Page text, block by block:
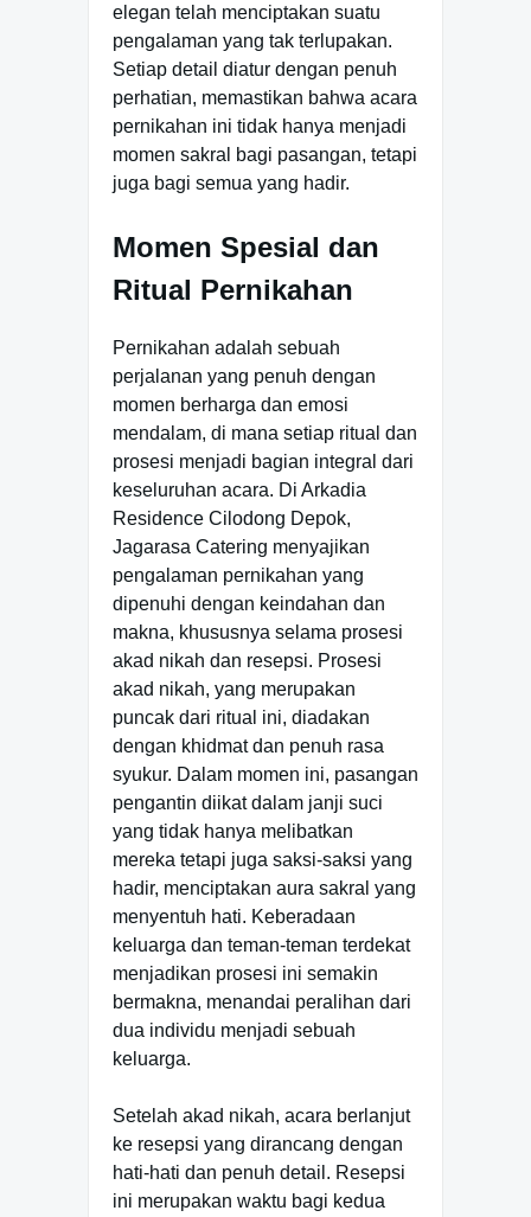
elegan telah menciptakan suatu
pengalaman yang tak terlupakan.
Setiap detail diatur dengan penuh
perhatian, memastikan bahwa acara
pernikahan ini tidak hanya menjadi
momen sakral bagi pasangan, tetapi
juga bagi semua yang hadir.
Momen Spesial dan
Ritual Pernikahan
Pernikahan adalah sebuah
perjalanan yang penuh dengan
momen berharga dan emosi
mendalam, di mana setiap ritual dan
prosesi menjadi bagian integral dari
keseluruhan acara. Di Arkadia
Residence Cilodong Depok,
Jagarasa Catering menyajikan
pengalaman pernikahan yang
dipenuhi dengan keindahan dan
makna, khususnya selama prosesi
akad nikah dan resepsi. Prosesi
akad nikah, yang merupakan
puncak dari ritual ini, diadakan
dengan khidmat dan penuh rasa
syukur. Dalam momen ini, pasangan
pengantin diikat dalam janji suci
yang tidak hanya melibatkan
mereka tetapi juga saksi-saksi yang
hadir, menciptakan aura sakral yang
menyentuh hati. Keberadaan
keluarga dan teman-teman terdekat
menjadikan prosesi ini semakin
bermakna, menandai peralihan dari
dua individu menjadi sebuah
keluarga.
Setelah akad nikah, acara berlanjut
ke resepsi yang dirancang dengan
hati-hati dan penuh detail. Resepsi
ini merupakan waktu bagi kedua